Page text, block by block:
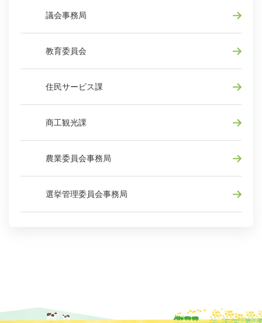
議会事務局
教育委員会
住民サービス課
商工観光課
農業委員会事務局
選挙管理委員会事務局